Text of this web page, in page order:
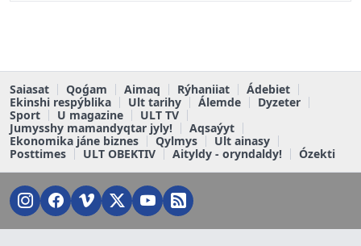
Saiasat Qoǵam Aimaq Rýhaniiat
Ádebiet
Ekinshi respýblika
Ult tarihy Álemde
Dyzeter
Sport
U magazine
ULT TV
Jumysshy mamandyqtar jyly!
Aqsaýyt
Ekonomika jáne biznes
Qylmys
Ult ainasy
Posttimes
ULT OBEKTIV Aityldy - oryndaldy! Ózekti